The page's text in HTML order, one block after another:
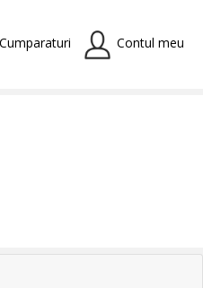
Cumparaturi Contul meu